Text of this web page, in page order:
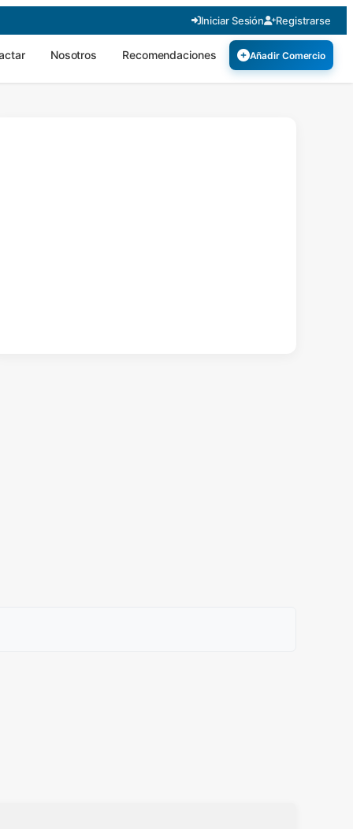
Iniciar Sesión Registrarse
Nosotros Recomendaciones Añadir Comercio